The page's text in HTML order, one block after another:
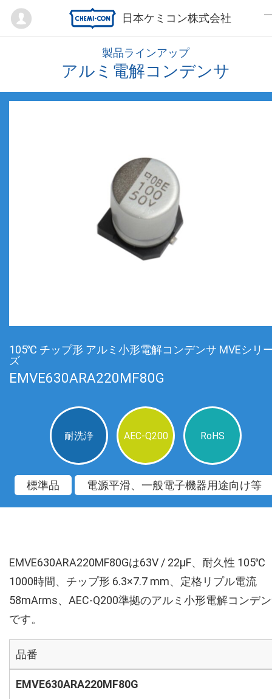
日本ケミコン株式会社
Mypage
製品ラインアップ
アルミ電解コンデンサ
105℃ チップ形 アルミ小形電解コンデンサ MVEシリ
ズ
EMVE630ARA220MF80G
耐洗浄 AEC-Q200 RoHS
標準品 電源平滑、一般電子機器用途向け等
EMVE630ARA220MF80Gは63V / 22µF、耐久性 105℃
1000時間、チップ形 6.3×7.7 mm、定格リプル電流
58mArms、AEC-Q200準拠のアルミ小形電解コンデ
です。
品番
EMVE630ARA220MF80G